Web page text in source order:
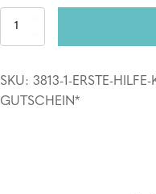
Erste
Betriebe
mit
SKU: 3813-1-ERSTE-
GUTSCHEIN*